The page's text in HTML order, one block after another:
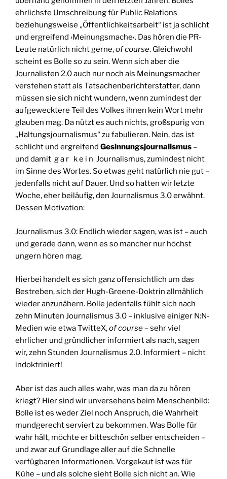
ehrlichste Umschreibung für Public Relations
beziehungsweise „Öffentlichkeitsarbeit“ ist ja schlicht
und ergreifend ›Meinungsmache‹. Das hören die PR-
Leute natürlich nicht gerne,of course. Gleichwohl
scheint es Bolle so zu sein. Wenn sich aber die
Journalisten 2.0 auch nur noch als Meinungsmacher
verstehen statt als Tatsachenberichterstatter, dann
müssen sie sich nicht wundern, wenn zumindest der
aufgewecktere Teil des Volkes ihnen kein Wort mehr
glauben mag. Da nützt es auch nichts, großspurig von
„Haltungsjournalismus“ zu fabulieren. Nein, das ist
schlicht und ergreifend Gesinnungsjournalismus –
und damit g a r k e i n Journalismus, zumindest nicht
im Sinne des Wortes. So etwas geht natürlich nie gut –
jedenfalls nicht auf Dauer. Und so hatten wir letzte
Woche, eher beiläufig, den Journalismus 3.0 erwähnt.
Dessen Motivation:
Journalismus 3.0: Endlich wieder sagen, was ist – auch
und gerade dann, wenn es so mancher nur höchst
ungern hören mag.
Hierbei handelt es sich ganz offensichtlich um das
Bestreben, sich der Hugh-Greene-Doktrin allmählich
wieder anzunähern. Bolle jedenfalls fühlt sich nach
zehn Minuten Journalismus 3.0 – inklusive einiger N:N-
Medien wie etwa TwitteX,of course – sehr viel
ehrlicher und gründlicher informiert als nach, sagen
wir, zehn Stunden Journalismus 2.0. Informiert – nicht
indoktriniert!
Aber ist das auch alles wahr, was man da zu hören
kriegt? Hier sind wir unversehens beim Menschenbild:
Bolle ist es weder Ziel noch Anspruch, die Wahrheit
mundgerecht serviert zu bekommen. Was Bolle für
wahr hält, möchte er bitteschön selber entscheiden –
und zwar auf Grundlage aller auf die Schnelle
verfügbaren Informationen. Vorgekaut ist was für
Kühe – und als solche sieht Bolle sich nicht an. Wie